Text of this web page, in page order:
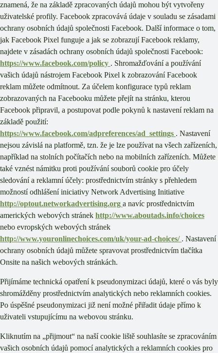
znamená, že na základě zpracovaných údajů mohou být vytvořeny
uživatelské profily. Facebook zpracovává údaje v souladu se zásadami
ochrany osobních údajů společnosti Facebook. Další informace o tom,
jak Facebook Pixel funguje a jak se zobrazují Facebook reklamy,
najdete v zásadách ochrany osobních údajů společnosti Facebook:
https://www.facebook.com/policy . Shromažďování a používání
vašich údajů nástrojem Facebook Pixel k zobrazování Facebook
reklam můžete odmítnout. Za účelem konfigurace typů reklam
zobrazovaných na Facebooku můžete přejít na stránku, kterou
Facebook připravil, a postupovat podle pokynů k nastavení reklam na
základě použití:
https://www.facebook.com/adpreferences/ad_settings . Nastavení
nejsou závislá na platformě, tzn. že je lze používat na všech zařízeních,
například na stolních počítačích nebo na mobilních zařízeních. Můžete
také vznést námitku proti používání souborů cookie pro účely
sledování a reklamní účely: prostřednictvím stránky s přehledem
možností odhlášení iniciativy Network Advertising Initiative
http://optout.networkadvertising.org a navíc prostřednictvím
amerických webových stránek http://www.aboutads.info/choices
nebo evropských webových stránek
http://www.youronlinechoices.com/uk/your-ad-choices/ . Nastavení
ochrany osobních údajů můžete spravovat prostřednictvím tlačítka
Onsite na našich webových stránkách.
Přijímáme technická opatření k pseudonymizaci údajů, které o vás byly
shromážděny prostřednictvím analytických nebo reklamních cookies.
Po úspěšné pseudonymizaci již není možné přiřadit údaje přímo k
uživateli vstupujícímu na webovou stránku.
Kliknutím na „přijmout“ na naší cookie liště souhlasíte se zpracováním
vašich osobních údajů pomocí analytických a reklamních cookies pro